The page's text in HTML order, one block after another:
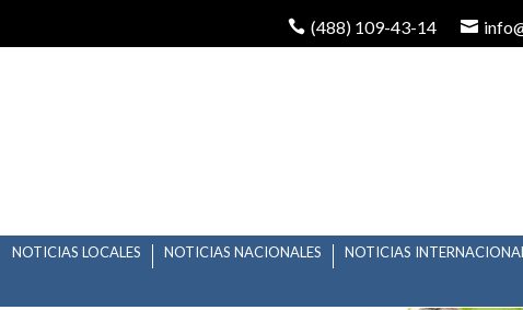
(488) 109-43-14
NOTICIAS LOCALES NOTICIAS NACIONALES NOTICIAS